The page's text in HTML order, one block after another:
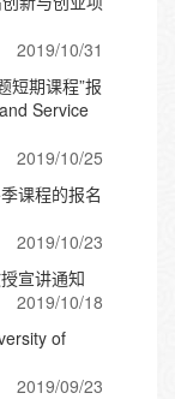
2019/10/31
短期课程”报
Service
2019/10/25
课程的报名
2019/10/23
宣讲通知
2019/10/18
of
2019/09/23